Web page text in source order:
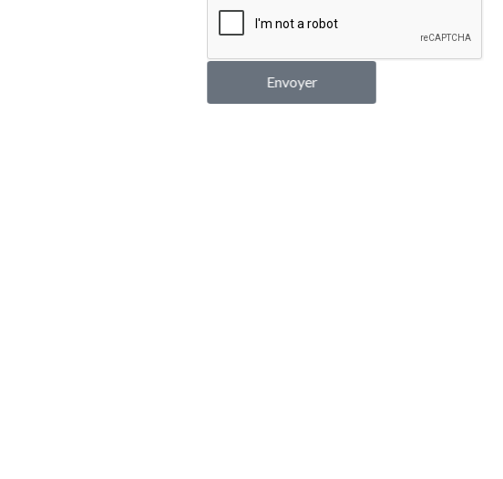
plus, dureront jusqu’à l’hiver. Cerise sur le gâteau,
les chercher en se promenant.
Envoyer